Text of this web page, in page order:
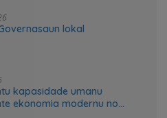
lokal
kapasidade umanu
ekonomia modernu no